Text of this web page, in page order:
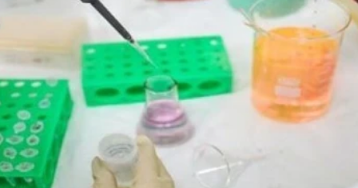
Para Lepasan Harus Ambil
Tahu Syarat Kelayakan
Untuk
Bidang Farmasi